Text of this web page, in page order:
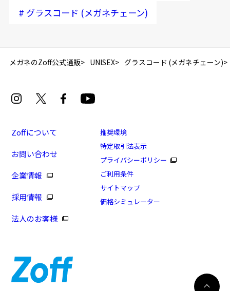
日曜限定！PayPay支払いで+13%ポイントUP
安心2 視力測定無料
フレームの歪みやかかり具合の調整・クリーニン
す。
もっと見る
# グラスコード (メガネチェーン)
メガネのZoff公式通販 UNISEX グラスコード (メガネチェーン)
Zoffについて
お問い合わせ
企業情報
採用情報
法人のお客様
推奨環境
特定取引法表示
プライバシーポリシー
ご利用条件
サイトマップ
価格シミュレーター